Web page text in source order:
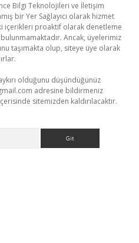
Bilgi Teknolojileri ve İletişim
bir Yer Sağlayıcı olarak hizmet
içerikleri proaktif olarak denetleme
Ancak, üyelerimiz
taşımakta olup, siteye üye olarak
olduğunu düşündüğünüz
adresine bildirmeniz
sitemizden kaldırılacaktır.